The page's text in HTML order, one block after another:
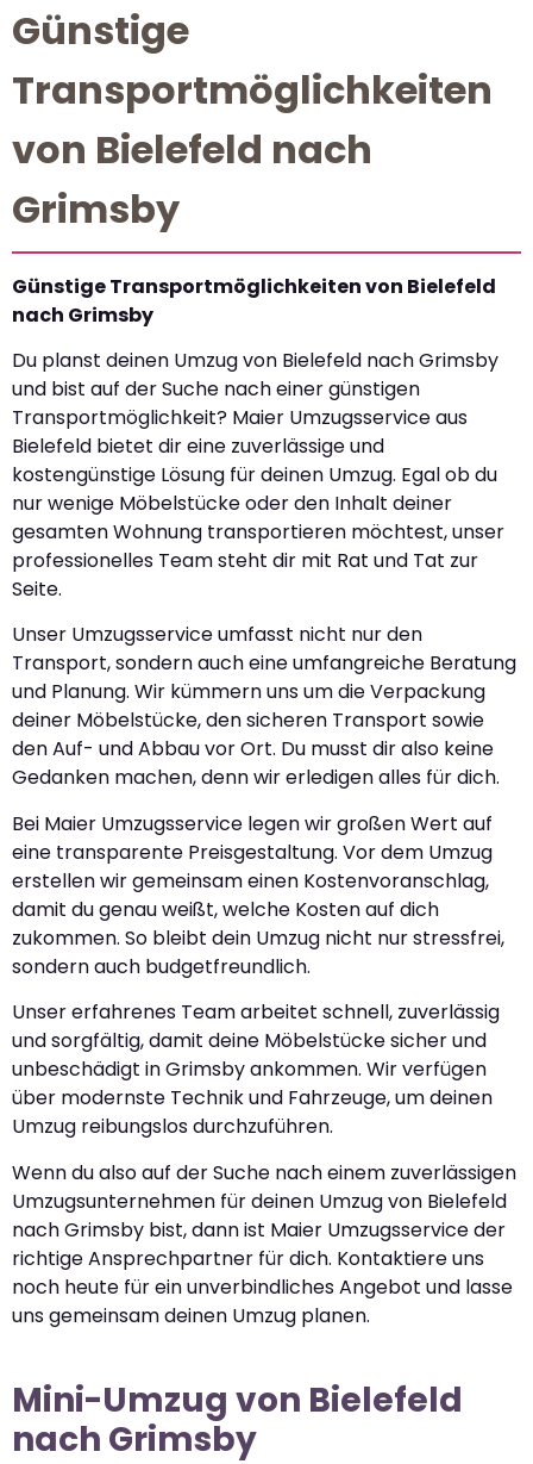
Günstige
Transportmöglichkeiten
von Bielefeld nach
Grimsby
Günstige Transportmöglichkeiten von Bielefeld
nach Grimsby
Du planst deinen Umzug von Bielefeld nach Grimsby
und bist auf der Suche nach einer günstigen
Transportmöglichkeit? Maier Umzugsservice aus
Bielefeld bietet dir eine zuverlässige und
kostengünstige Lösung für deinen Umzug. Egal ob du
nur wenige Möbelstücke oder den Inhalt deiner
gesamten Wohnung transportieren möchtest, unser
professionelles Team steht dir mit Rat und Tat zur
Seite.
Unser Umzugsservice umfasst nicht nur den
Transport, sondern auch eine umfangreiche Beratung
und Planung. Wir kümmern uns um die Verpackung
deiner Möbelstücke, den sicheren Transport sowie
den Auf- und Abbau vor Ort. Du musst dir also keine
Gedanken machen, denn wir erledigen alles für dich.
Bei Maier Umzugsservice legen wir großen Wert auf
eine transparente Preisgestaltung. Vor dem Umzug
erstellen wir gemeinsam einen Kostenvoranschlag,
damit du genau weißt, welche Kosten auf dich
zukommen. So bleibt dein Umzug nicht nur stressfrei,
sondern auch budgetfreundlich.
Unser erfahrenes Team arbeitet schnell, zuverlässig
und sorgfältig, damit deine Möbelstücke sicher und
unbeschädigt in Grimsby ankommen. Wir verfügen
über modernste Technik und Fahrzeuge, um deinen
Umzug reibungslos durchzuführen.
Wenn du also auf der Suche nach einem zuverlässigen
Umzugsunternehmen für deinen Umzug von Bielefeld
nach Grimsby bist, dann ist Maier Umzugsservice der
richtige Ansprechpartner für dich. Kontaktiere uns
noch heute für ein unverbindliches Angebot und lasse
uns gemeinsam deinen Umzug planen.
Mini-Umzug von Bielefeld
nach Grimsby